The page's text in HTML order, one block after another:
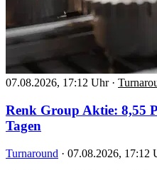
07.08.2026, 17:12 Uhr ·
Renk Group Aktie: 8,55
Tagen
Turnaround · 07.08.2026, 17:12